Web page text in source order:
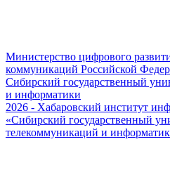
Министерство цифрового
коммуникаций Российской
Сибирский государственный
и информатики
2026 - Хабаровский институт
«Сибирский государственный
телекоммуникаций и